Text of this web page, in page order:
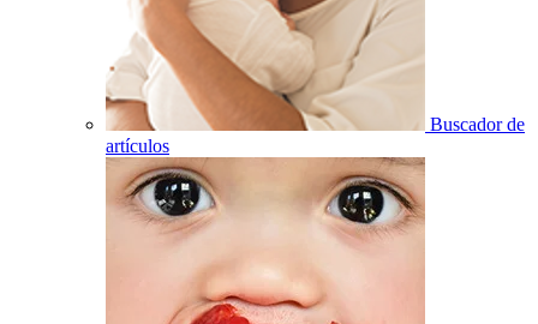
Buscador de
artículos